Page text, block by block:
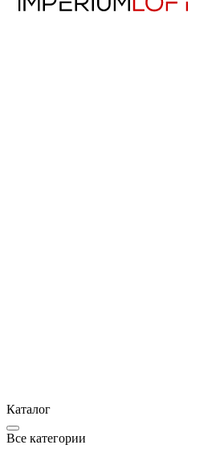
Каталог
Все категории